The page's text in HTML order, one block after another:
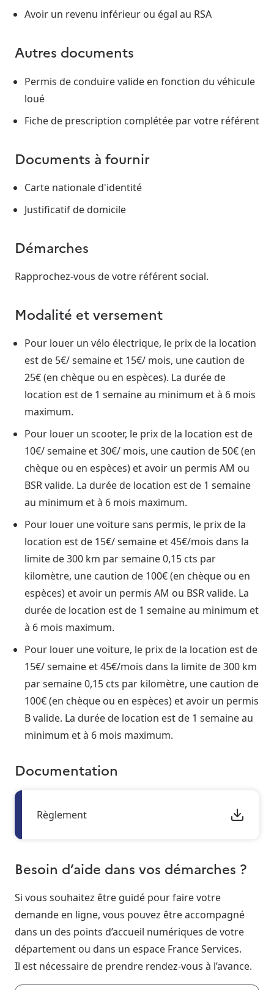
Avoir un revenu inférieur ou égal au RSA
Autres documents
Permis de conduire valide en fonction du véhicule
loué
Fiche de prescription complétée par votre référent
Documents à fournir
Carte nationale d'identité
Justificatif de domicile
Démarches
Rapprochez-vous de votre référent social.
Modalité et versement
Pour louer un vélo électrique, le prix de la location
est de 5€/ semaine et 15€/ mois, une caution de
25€ (en chèque ou en espèces). La durée de
location est de 1 semaine au minimum et à 6 mois
maximum.
Pour louer un scooter, le prix de la location est de
10€/ semaine et 30€/ mois, une caution de 50€ (en
chèque ou en espèces) et avoir un permis AM ou
BSR valide. La durée de location est de 1 semaine
au minimum et à 6 mois maximum.
Pour louer une voiture sans permis, le prix de la
location est de 15€/ semaine et 45€/mois dans la
limite de 300 km par semaine 0,15 cts par
kilomètre, une caution de 100€ (en chèque ou en
espèces) et avoir un permis AM ou BSR valide. La
durée de location est de 1 semaine au minimum et
à 6 mois maximum.
Pour louer une voiture, le prix de la location est de
15€/ semaine et 45€/mois dans la limite de 300 km
par semaine 0,15 cts par kilomètre, une caution de
100€ (en chèque ou en espèces) et avoir un permis
B valide. La durée de location est de 1 semaine au
minimum et à 6 mois maximum.
Documentation
Règlement
Besoin d’aide dans vos démarches ?
Si vous souhaitez être guidé pour faire votre
demande en ligne, vous pouvez être accompagné
dans un des points d’accueil numériques de votre
département ou dans un espace France Services.
Il est nécessaire de prendre rendez-vous à l’avance.